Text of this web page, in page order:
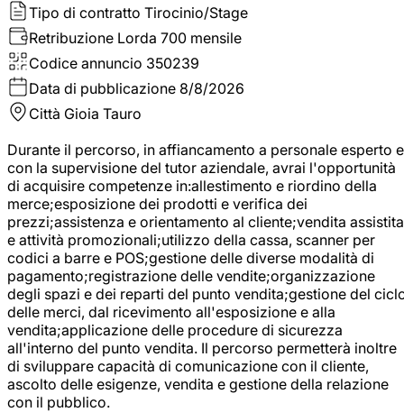
Tipo di contratto Tirocinio/Stage
Retribuzione Lorda 700 mensile
Codice annuncio 350239
Data di pubblicazione 8/8/2026
Città Gioia Tauro
Durante il percorso, in affiancamento a personale esperto e
con la supervisione del tutor aziendale, avrai l'opportunità
di acquisire competenze in:allestimento e riordino della
merce;esposizione dei prodotti e verifica dei
prezzi;assistenza e orientamento al cliente;vendita assistita
e attività promozionali;utilizzo della cassa, scanner per
codici a barre e POS;gestione delle diverse modalità di
pagamento;registrazione delle vendite;organizzazione
degli spazi e dei reparti del punto vendita;gestione del
delle merci, dal ricevimento all'esposizione e alla
vendita;applicazione delle procedure di sicurezza
all'interno del punto vendita. Il percorso permetterà inoltre
di sviluppare capacità di comunicazione con il cliente,
ascolto delle esigenze, vendita e gestione della relazione
con il pubblico.